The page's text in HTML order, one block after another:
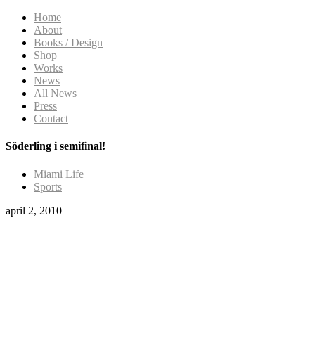
Home
About
Books / Design
Shop
Works
News
All News
Press
Contact
Söderling i semifinal!
Miami Life
Sports
april 2, 2010